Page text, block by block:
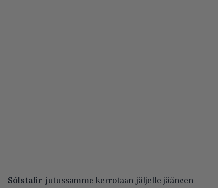
Sólstafir-jutussamme kerrotaan jäljelle jääneen